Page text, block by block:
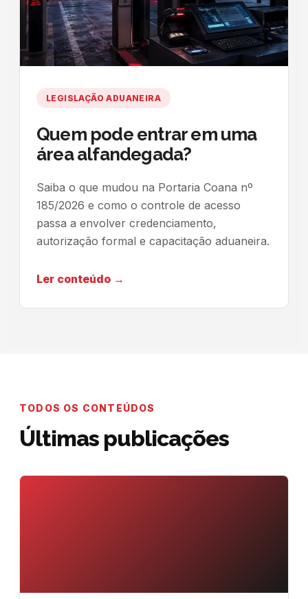
LEGISLAÇÃO ADUANEIRA
Quem pode entrar em uma
área alfandegada?
Saiba o que mudou na Portaria Coana nº
185/2026 e como o controle de acesso
passa a envolver credenciamento,
autorização formal e capacitação aduaneira.
Ler conteúdo →
TODOS OS CONTEÚDOS
Últimas publicações